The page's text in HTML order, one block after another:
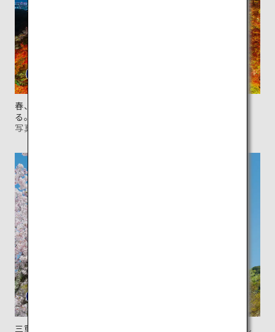
春、夏、秋の年3回、夜間拝観でライトアップも楽しめ
る。
写真提供：清水寺
三重塔は高さ約30m。春には桜とのコントラストが美し